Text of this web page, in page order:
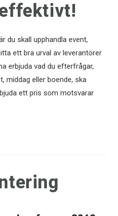
du skall upphandla event,
ett bra urval av leverantörer
erbjuda vad du efterfrågar,
middag eller boende, ska
ett pris som motsvarar